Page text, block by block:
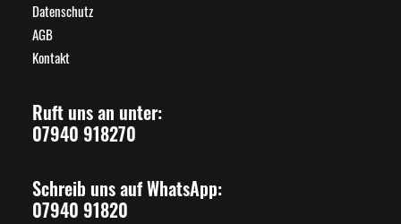
Datenschutz
AGB
Kontakt
Ruft uns an unter:
07940 918270
Schreib uns auf WhatsApp:
07940 91820